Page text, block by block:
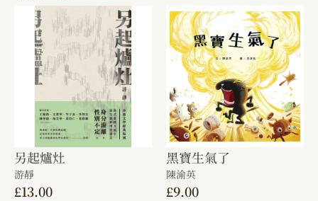
另起爐灶
游靜
£13.00
黑寶生氣了
陳渝英
£9.00